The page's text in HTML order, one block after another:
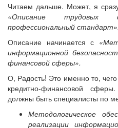
Читаем дальше. Может, я
«Описание трудовых
профессиональный стандарт».
Описание начинается с
информационной
финансовой сферы».
О, Радость! Это именно то,
кредитно-финансовой
должны быть специалисты по
Методологическое
реализации